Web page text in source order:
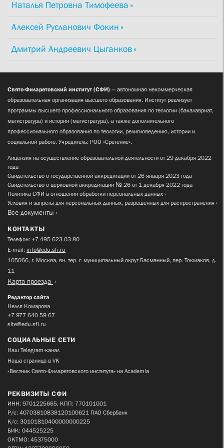
Наталья Петровна Тимофеева
Алексей Русланович Фокин
Дмитрий Андреевич Цыганков
Свято-Филаретовский институт (СФИ) — автономная некоммерческая
образовательная организация высшего образования. Институт реализует
программы высшего профессионального образования по теологии (бакалавриат,
магистратура) и истории (магистратура), а также дополнительного
профессионального образования по теологии, религиоведению, истории и
социальной работе. Учредитель: РОО «Сретение».
Лицензия на осуществление образовательной деятельности от 29 декабря 2022
года
Свидетельство о государственной аккредитации от 26 января 2023 года
Свидетельство о церковной аккредитации № 26 от 1 декабря 2022 года
Политика СФИ в отношении обработки персональных данных
Условия и запреты для персональных данных, разрешенных для распространения
Все документы
КОНТАКТЫ
Телефон: +7 495 623 03 80
E-mail: info@edu.sfi.ru
105066, г. Москва, вн. тер. г. муниципальный округ Басманный, пер. Токмаков, д.
11
Карта проезда
Редактор сайта
Нелля Комарова
+7 977 640 59 67
site@edu.sfi.ru
СОЦИАЛЬНЫЕ СЕТИ
Наш Telegram-канал
Наша страница в VK
«Вестник Свято-Филаретовского института» на Academia
РЕКВИЗИТЫ СФИ
ИНН: 9701225665, КПП: 770101001
Р/с: 40703810838120100621 ПАО Сбербанк
К/с: 30101810400000000225
БИК: 044525225
ОКТМО: 45375000